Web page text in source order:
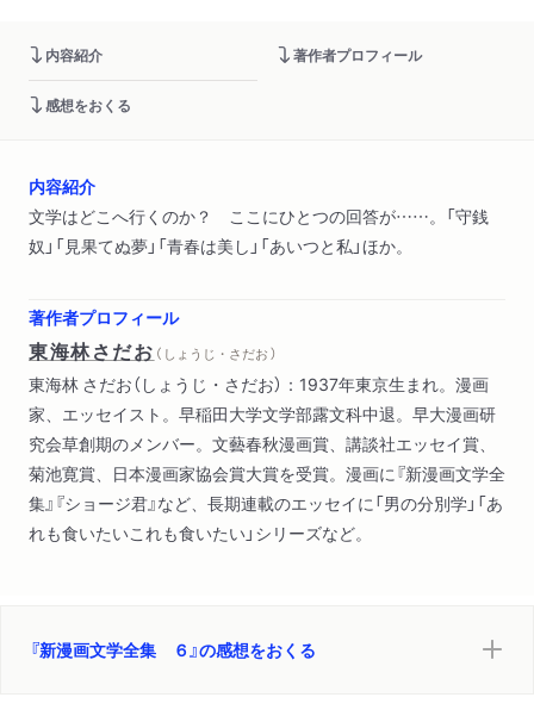
内容紹介 著作者プロフィール
感想をおくる
内容紹介
文学はどこへ行くのか？ ここにひとつの回答が……。「守銭
奴」「見果てぬ夢」「青春は美し」「あいつと私」ほか。
著作者プロフィール
東海林さだお （ しょうじ・さだお ）
東海林 さだお（しょうじ・さだお）：1937年東京生まれ。漫画
家、エッセイスト。早稲田大学文学部露文科中退。早大漫画研
究会草創期のメンバー。文藝春秋漫画賞、講談社エッセイ賞、
菊池寛賞、日本漫画家協会賞大賞を受賞。漫画に『新漫画文学全
集』『ショージ君』など、長期連載のエッセイに「男の分別学」「あ
れも食いたいこれも食いたい」シリーズなど。
『新漫画文学全集 ６』の感想をおくる